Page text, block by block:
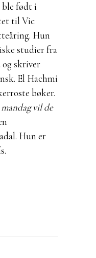
ble født i
til Vic
Hun
studier fra
skriver
El Hachmi
bøker.
vil de
Hun er